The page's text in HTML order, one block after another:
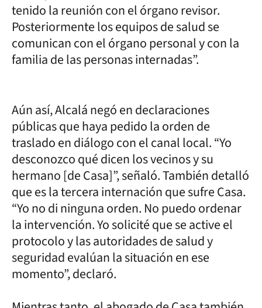
tenido la reunión con el órgano revisor.
Posteriormente los equipos de salud se
comunican con el órgano personal y con la
familia de las personas internadas”.
Aún así, Alcalá negó en declaraciones
públicas que haya pedido la orden de
traslado en diálogo con el canal local. “Yo
desconozco qué dicen los vecinos y su
hermano [de Casa]”, señaló. También detalló
que es la tercera internación que sufre Casa.
“Yo no di ninguna orden. No puedo ordenar
la intervención. Yo solicité que se active el
protocolo y las autoridades de salud y
seguridad evalúan la situación en ese
momento”, declaró.